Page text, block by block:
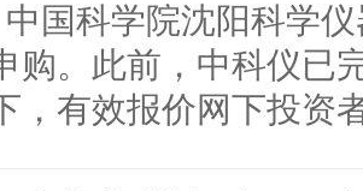
国科学院沈阳科学
购。此前，中科仪已
，有效报价网下投资